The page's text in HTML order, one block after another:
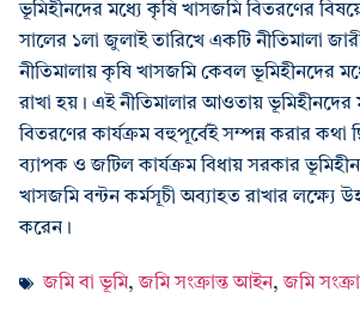
ভূমিহীনদের মধ্যে কৃষি খাসজমি বিতরণের
সালের ১লা জুলাই তারিখে একটি নীতিমালা
নীতিমালায় কৃষি খাসজমি কেবল ভূমিহীনদের
রাখা হয়। এই নীতিমালার আওতায় ভূমিহীনদের
বিতরণের কার্যক্রম বহুপূর্বেই সম্পন্ন করার কথা
ব্যাপক ও জটিল কার্যক্রম বিধায় সরকার
খাসজমি বন্টন কর্মসূচী অব্যাহত রাখার লক্ষ্যে
করেন।
জমি বা ভূমি,জমি সংক্রান্ত আইন,জমি